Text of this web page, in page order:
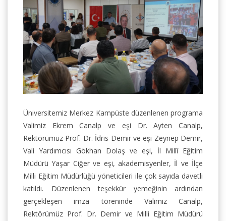
Üniversitemiz Merkez Kampüste düzenlenen programa
Valimiz Ekrem Canalp ve eşi Dr. Ayten Canalp,
Rektörümüz Prof. Dr. İdris Demir ve eşi Zeynep Demir,
Vali Yardımcısı Gökhan Dolaş ve eşi, İl Millî Eğitim
Müdürü Yaşar Ciğer ve eşi, akademisyenler, İl ve İlçe
Milli Eğitim Müdürlüğü yöneticileri ile çok sayıda davetli
katıldı. Düzenlenen teşekkür yemeğinin ardından
gerçekleşen imza töreninde Valimiz Canalp,
Rektörümüz Prof. Dr. Demir ve Milli Eğitim Müdürü